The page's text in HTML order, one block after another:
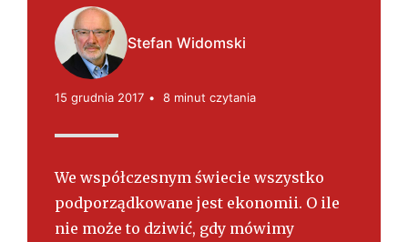
t
e
l
s
k
Stefan Widomski
15 grudnia 2017 8 minut czytania
We współczesnym świecie wszystko
podporządkowane jest ekonomii. O ile
nie może to dziwić, gdy mówimy